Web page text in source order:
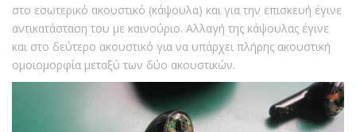
στο εσωτερικό ακουστικό (κάψουλα) και για την επισκευή έγινε
αντικατάσταση του με καινούριο. Αλλαγή της κάψουλας έγινε
και στο δεύτερο ακουστικό για να υπάρχει πλήρης ακουστική
ομοιομορφία μεταξύ των δύο ακουστικών.